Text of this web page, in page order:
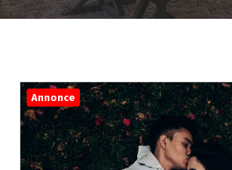
o
Annonce